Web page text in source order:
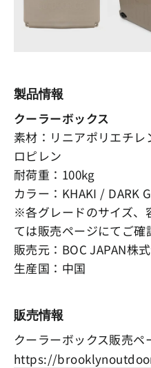
製品情報
クーラーボックス
素材：リニアポリエチ
ロピレン
耐荷重：100kg
カラー：KHAKI / DARK
※各グレードのサイズ、
ては販売ページにてご確
販売元：BOC JAPAN株
生産国：中国
販売情報
クーラーボックス販売ペ
https://